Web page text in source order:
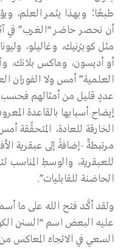
طبعًا؛ وبهذا يثمر العلم،
أن نحصر حاضر “الغرب” في
مثل كوبرْنيك، وغاليلو،
أو أديسون، وماكس بلانك،
العلمية” أمس ولا الفوران
عددٍ قليل من أمثالهم
إيضاح أسبابها بالقاعدة
الخارقة للعادة، المتحقِّقة
مرتبطةٌ -إضافةً إلى عبقرية
للعبقرية، والوسطِ المناسب
الحاضنة للقابليات”.
ولقد أكَّد فتح الله على ما
عليه البعض اسم “السنن
السعي في الاتجاه المعاكس